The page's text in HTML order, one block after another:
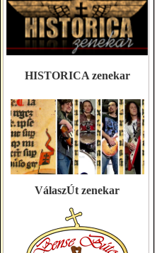
HISTORICA zenekar
VálaszÚt zenekar